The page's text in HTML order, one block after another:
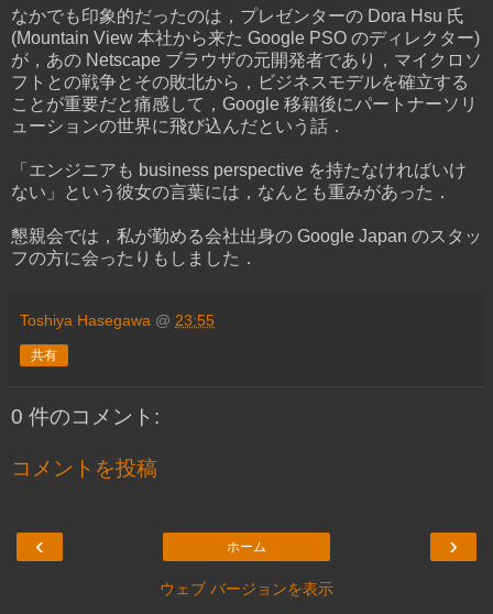
なかでも印象的だったのは，プレゼンターの Dora Hsu 氏
(Mountain View 本社から来た Google PSO のディレクター)
が，あの Netscape ブラウザの元開発者であり，マイクロソ
フトとの戦争とその敗北から，ビジネスモデルを確立する
ことが重要だと痛感して，Google 移籍後にパートナーソリ
ューションの世界に飛び込んだという話．
「エンジニアも business perspective を持たなければいけ
ない」という彼女の言葉には，なんとも重みがあった．
懇親会では，私が勤める会社出身の Google Japan のスタッ
フの方に会ったりもしました．
Toshiya Hasegawa @ 23:55
共有
0 件のコメント:
コメントを投稿
‹ ›
ホーム
ウェブ バージョンを表示